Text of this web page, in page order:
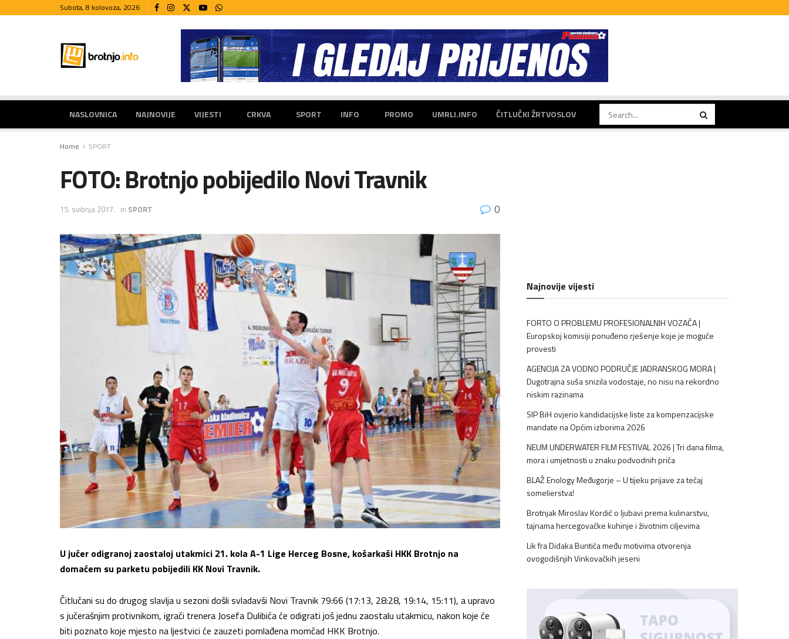
Subota, 8 kolovoza, 2026
NASLOVNICA NAJNOVIJE VIJESTI CRKVA SPORT INFO PROMO UMRLI.INFO ČITLUČKI ŽRTVOSLOV
Home SPORT
FOTO: Brotnjo pobijedilo Novi Travnik
15. svibnja 2017. in SPORT 0
U jučer odigranoj zaostaloj utakmici 21. kola A-1 Lige Herceg Bosne, košarkaši HKK Brotnjo na
domaćem su parketu pobijedili KK Novi Travnik.
Čitlučani su do drugog slavlja u sezoni došli svladavši Novi Travnik 79:66 (17:13, 28:28, 19:14, 15:11), a upravo
s jučerašnjim protivnikom, igrači trenera Josefa Dulibića će odigrati još jednu zaostalu utakmicu, nakon koje će
biti poznato koje mjesto na ljestvici će zauzeti pomlađena momčad HKK Brotnjo.
Najnovije vijesti
FORTO O PROBLEMU PROFESIONALNIH VOZAČA |
Europskoj komisiji ponuđeno rješenje koje je moguće
provesti
AGENCIJA ZA VODNO PODRUČJE JADRANSKOG MORA |
Dugotrajna suša snizila vodostaje, no nisu na rekordno
niskim razinama
SIP BiH ovjerio kandidacijske liste za kompenzacijske
mandate na Općim izborima 2026
NEUM UNDERWATER FILM FESTIVAL 2026 | Tri dana filma,
mora i umjetnosti u znaku podvodnih priča
BLAŽ Enology Međugorje – U tijeku prijave za tečaj
somelierstva!
Brotnjak Miroslav Kordić o ljubavi prema kulinarstvu,
tajnama hercegovačke kuhinje i životnim ciljevima
Lik fra Didaka Buntića među motivima otvorenja
ovogodišnjih Vinkovačkih jeseni